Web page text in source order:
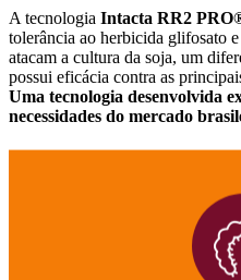
A tecnologia Intacta RR2
tolerância ao herbicida glifosato
atacam a cultura da soja, um
possui eficácia contra as
Uma tecnologia desenvolvida
necessidades do mercado